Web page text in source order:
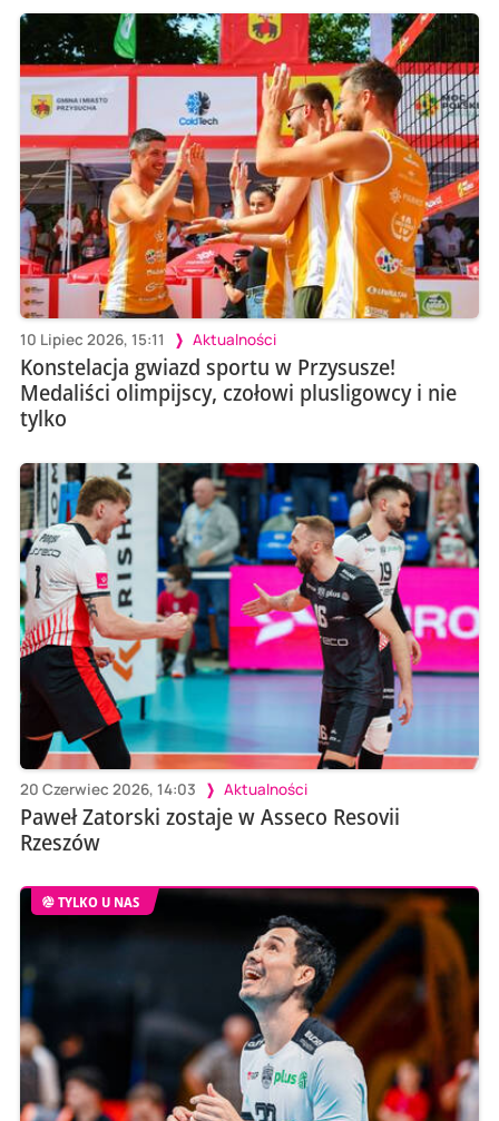
10 Lipiec 2026, 15:11 Aktualności
Konstelacja gwiazd sportu w Przysusze!
Medaliści olimpijscy, czołowi plusligowcy i nie
tylko
20 Czerwiec 2026, 14:03 Aktualności
Paweł Zatorski zostaje w Asseco Resovii
Rzeszów
TYLKO U NAS